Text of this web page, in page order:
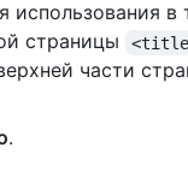
использования в
страницы
части
.